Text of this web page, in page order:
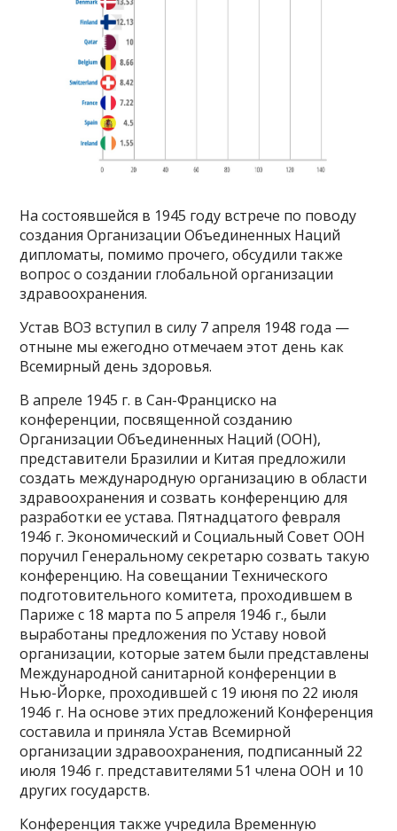
На состоявшейся в 1945 году встрече по поводу
создания Организации Объединенных Наций
дипломаты, помимо прочего, обсудили также
вопрос о создании глобальной организации
здравоохранения.
Устав ВОЗ вступил в силу 7 апреля 1948 года —
отныне мы ежегодно отмечаем этот день как
Всемирный день здоровья.
В апреле 1945 г. в Сан-Франциско на
конференции, посвященной созданию
Организации Объединенных Наций (ООН),
представители Бразилии и Китая предложили
создать международную организацию в области
здравоохранения и созвать конференцию для
разработки ее устава. Пятнадцатого февраля
1946 г. Экономический и Социальный Совет ООН
поручил Генеральному секретарю созвать такую
конференцию. На совещании Технического
подготовительного комитета, проходившем в
Париже с 18 марта по 5 апреля 1946 г., были
выработаны предложения по Уставу новой
организации, которые затем были представлены
Международной санитарной конференции в
Нью-Йорке, проходившей с 19 июня по 22 июля
1946 г. На основе этих предложений Конференция
составила и приняла Устав Всемирной
организации здравоохранения, подписанный 22
июля 1946 г. представителями 51 члена ООН и 10
других государств.
Конференция также учредила Временную